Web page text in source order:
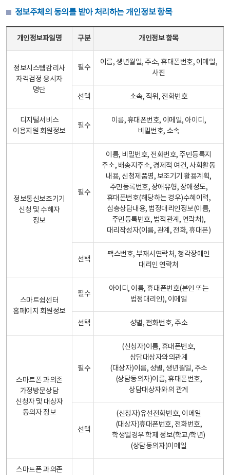
정보주체의 동의를 받아 처리하는 개인정보 항목
개인정보파일명 구분 개인정보 항목
정보시스템감리사
자격검정 응시자
명단
필수
이름, 생년월일, 주소, 휴대폰번호, 이메일,
사진
선택 소속, 직위, 전화번호
디지털서비스
이용지원 회원정보
필수
이름, 휴대폰번호, 이메일, 아이디,
비밀번호, 소속
정보통신보조기기
신청 및 수혜자
정보
필수
이름, 비밀번호, 전화번호, 주민등록지
주소, 배송지주소, 경제적 여건, 사회활동
내용, 신청제품명, 보조기기 활용계획,
주민등록번호, 장애유형, 장애정도,
휴대폰번호(해당하는 경우)수혜이력,
심층상담내용, 법정대리인정보(이름,
주민등록번호, 법적관계, 연락처),
대리작성자(이름, 관계, 전화, 휴대폰)
선택
팩스번호, 부재시연락처, 청각장애인
대리인 연락처
스마트쉼센터
홈페이지 회원정보
필수
아이디, 이름, 휴대폰번호(본인 또는
법정대리인), 이메일
선택 성별, 전화번호, 주소
스마트폰 과의존
가정방문상담
신청자 및 대상자
동의자 정보
필수
(신청자)이름, 휴대폰번호,
상담대상자와의관계
(대상자)이름, 성별, 생년월일, 주소
(상담동의자)이름, 휴대폰번호,
상담대상자와의 관계
선택
(신청자)유선전화번호, 이메일
(대상자)휴대폰번호, 전화번호,
학생일경우 학제 정보(학교/학년)
(상담동의자)이메일
스마트폰 과의존